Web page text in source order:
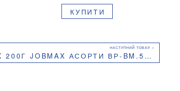
КУПИТИ
JOBMAX АСОРТИ ВР-BM.5503